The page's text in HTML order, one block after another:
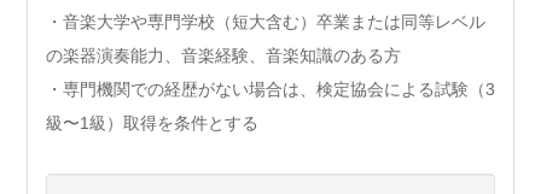
・音楽大学や専門学校（短大含む）卒業または同等レベル
の楽器演奏能力、音楽経験、音楽知識のある方
・専門機関での経歴がない場合は、検定協会による試験（3
級〜1級）取得を条件とする